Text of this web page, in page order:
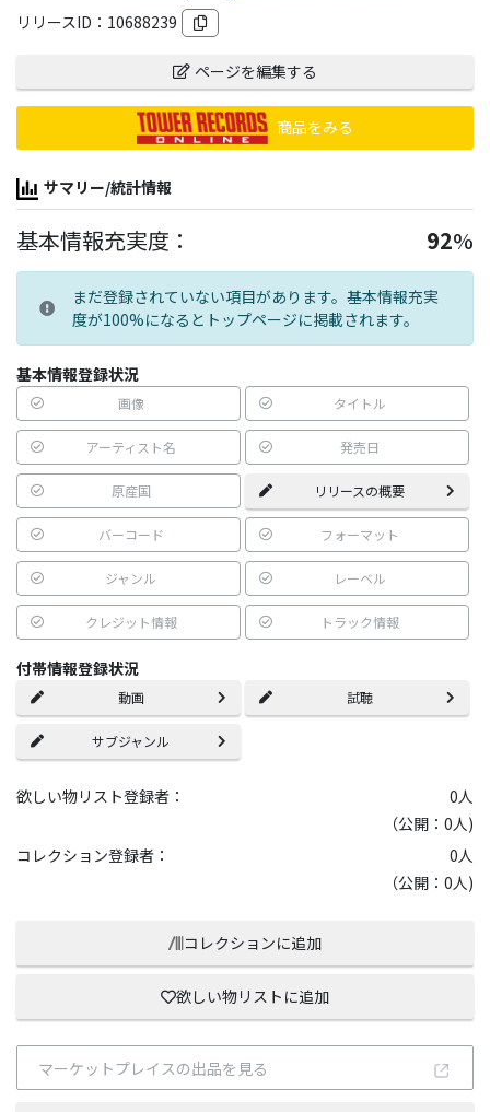
リリースID： 10688239
ページを編集する
商品をみる
サマリー/統計情報
基本情報充実度： 92%
まだ登録されていない項目があります。基本情報充実
度が100%になるとトップページに掲載されます。
基本情報登録状況
画像 タイトル
アーティスト名 発売日
原産国 リリースの概要
バーコード フォーマット
ジャンル レーベル
クレジット情報 トラック情報
付帯情報登録状況
動画 試聴
サブジャンル
欲しい物リスト登録者： 0人
（公開：0人)
コレクション登録者：
0人
（公開：0人)
コレクションに追加
欲しい物リストに追加
マーケットプレイスの出品を見る